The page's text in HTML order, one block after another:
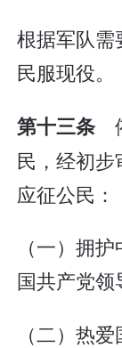
根据军队需
民服现役。
第十三条
民，经初
应征公民：
（一）拥
国共产党领
（二）热